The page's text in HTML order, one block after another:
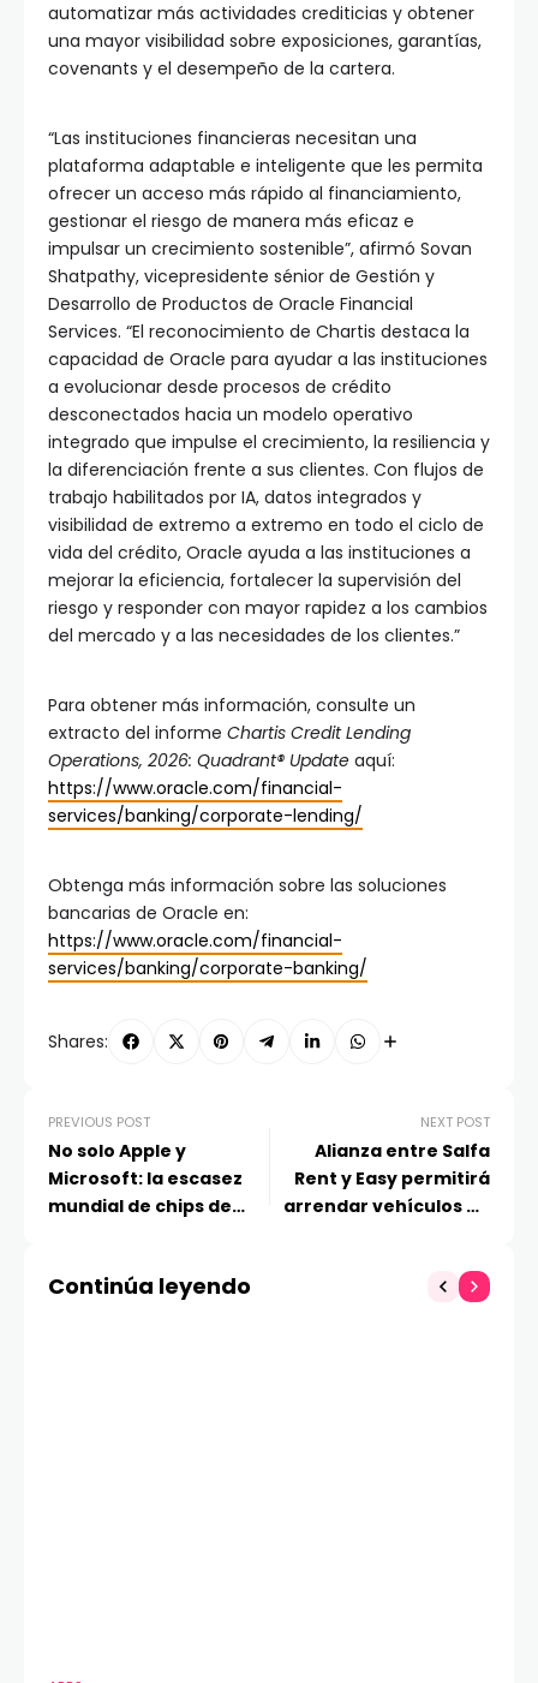
automatizar más actividades crediticias y obtener
una mayor visibilidad sobre exposiciones, garantías,
covenants y el desempeño de la cartera.
“Las instituciones financieras necesitan una
plataforma adaptable e inteligente que les permita
ofrecer un acceso más rápido al financiamiento,
gestionar el riesgo de manera más eficaz e
impulsar un crecimiento sostenible”, afirmó Sovan
Shatpathy, vicepresidente sénior de Gestión y
Desarrollo de Productos de Oracle Financial
Services. “El reconocimiento de Chartis destaca la
capacidad de Oracle para ayudar a las instituciones
a evolucionar desde procesos de crédito
desconectados hacia un modelo operativo
integrado que impulse el crecimiento, la resiliencia y
la diferenciación frente a sus clientes. Con flujos de
trabajo habilitados por IA, datos integrados y
visibilidad de extremo a extremo en todo el ciclo de
vida del crédito, Oracle ayuda a las instituciones a
mejorar la eficiencia, fortalecer la supervisión del
riesgo y responder con mayor rapidez a los cambios
del mercado y a las necesidades de los clientes.”
Para obtener más información, consulte un
extracto del informe Chartis Credit Lending
Operations, 2026: Quadrant® Update aquí:
https://www.oracle.com/financial-
services/banking/corporate-lending/
Obtenga más información sobre las soluciones
bancarias de Oracle en:
https://www.oracle.com/financial-
services/banking/corporate-banking/
Shares:
PREVIOUS POST
No solo Apple y
Microsoft: la escasez
mundial de chips de
muchos productos
NEXT POST
Alianza entre Salfa
Rent y Easy permitirá
arrendar vehículos de
Continúa leyendo